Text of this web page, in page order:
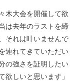
木大会を開催して欲
は去年のラストを締
それは叶いませんで
連れてきていただい
の強さを証明したい
欲しいと思います」